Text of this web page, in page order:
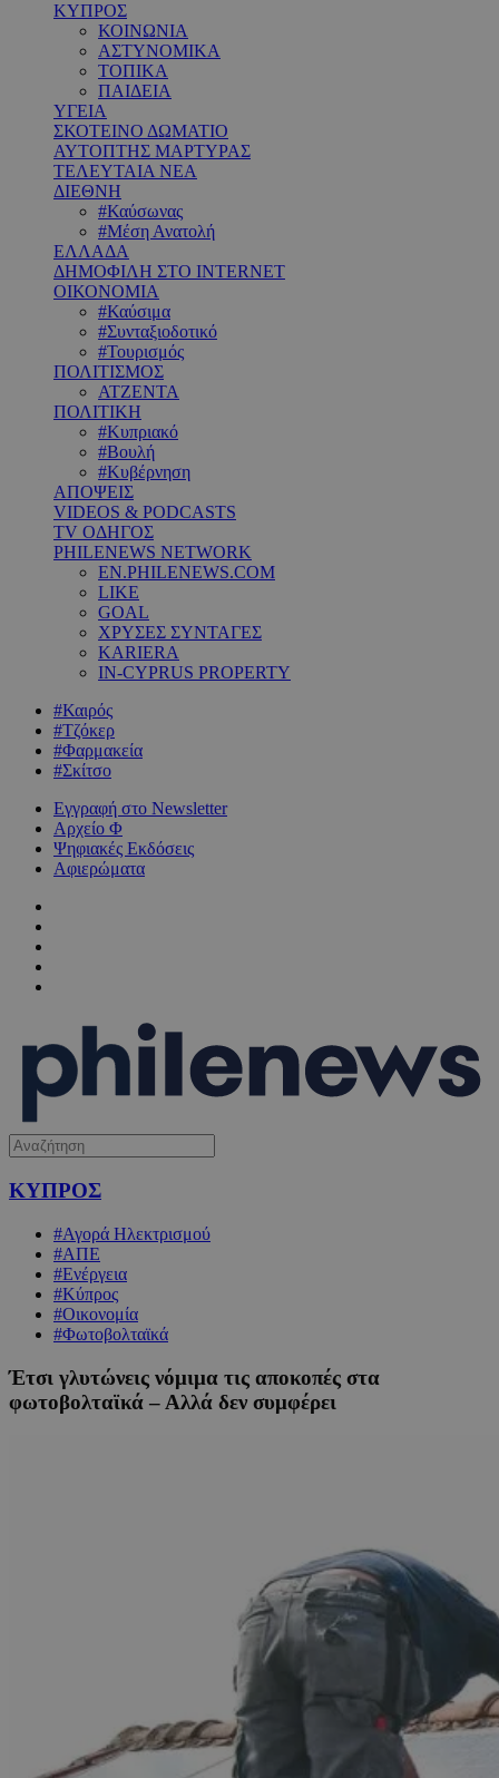
ΚΥΠΡΟΣ
ΚΟΙΝΩΝΙΑ
ΑΣΤΥΝΟΜΙΚΑ
ΤΟΠΙΚΑ
ΠΑΙΔΕΙΑ
ΥΓΕΙΑ
ΣΚΟΤΕΙΝΟ ΔΩΜΑΤΙΟ
ΑΥΤΟΠΤΗΣ ΜΑΡΤΥΡΑΣ
ΤΕΛΕΥΤΑΙΑ ΝΕΑ
ΔΙΕΘΝΗ
#Καύσωνας
#Μέση Ανατολή
ΕΛΛΑΔΑ
ΔΗΜΟΦΙΛΗ ΣΤΟ INTERNET
ΟΙΚΟΝΟΜΙΑ
#Καύσιμα
#Συνταξιοδοτικό
#Τουρισμός
ΠΟΛΙΤΙΣΜΟΣ
ΑΤΖΕΝΤΑ
ΠΟΛΙΤΙΚΗ
#Κυπριακό
#Βουλή
#Κυβέρνηση
ΑΠΟΨΕΙΣ
VIDEOS & PODCASTS
TV ΟΔΗΓΟΣ
PHILENEWS NETWORK
EN.PHILENEWS.COM
LIKE
GOAL
ΧΡΥΣΕΣ ΣΥΝΤΑΓΕΣ
KARIERA
IN-CYPRUS PROPERTY
#Καιρός
#Τζόκερ
#Φαρμακεία
#Σκίτσο
Εγγραφή στο Newsletter
Αρχείο Φ
Ψηφιακές Εκδόσεις
Αφιερώματα
ΚΥΠΡΟΣ
#Αγορά Ηλεκτρισμού
#ΑΠΕ
#Ενέργεια
#Κύπρος
#Οικονομία
#Φωτοβολταϊκά
Έτσι γλυτώνεις νόμιμα τις αποκοπές στα
φωτοβολταϊκά – Αλλά δεν συμφέρει